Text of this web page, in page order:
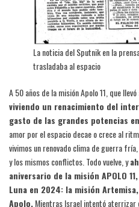
La noticia del Sputnik en la
trasladaba al espacio
A 50 años de la misión Apolo 11, que
viviendo un renacimiento del
gasto de las grandes potencias
amor por el espacio decae o crece al
vivimos un renovado clima de guerra
y los mismos conflictos. Todo vuelve, y
aniversario de la misión APOLO
Luna en 2024: la misión
Apolo.Mientras Israel intentó aterrizar